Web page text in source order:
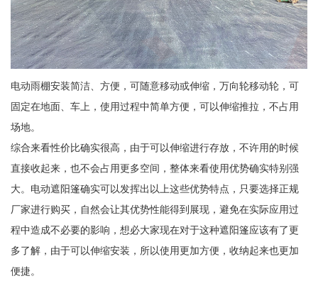
电动雨棚安装简洁、方便，可随意移动或伸缩，万向轮移动轮，可
固定在地面、车上，使用过程中简单方便，可以伸缩推拉，不占用
场地。
综合来看性价比确实很高，由于可以伸缩进行存放，不许用的时候
直接收起来，也不会占用更多空间，整体来看使用优势确实特别强
大。电动遮阳篷确实可以发挥出以上这些优势特点，只要选择正规
厂家进行购买，自然会让其优势性能得到展现，避免在实际应用过
程中造成不必要的影响，想必大家现在对于这种遮阳篷应该有了更
多了解，由于可以伸缩安装，所以使用更加方便，收纳起来也更加
便捷。